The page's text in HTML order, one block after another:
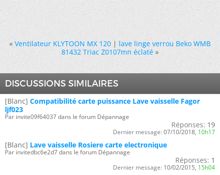
« Ventilateur KLYTOON MX 120|lave linge verrou Beko WMB
81432 Triac Z0107mn éclaté »
DISCUSSIONS SIMILAIRES
[Blanc] Compatibilité carte puissance Lave vaisselle Fagor
ljf023
Par invite09f64037 dans le forum Dépannage
Réponses: 19
Dernier message: 07/10/2018, 10h17
[Blanc] Lave vaisselle Rosiere carte electronique
Par invitedbc6e2d7 dans le forum Dépannage
Réponses: 1
Dernier message: 10/02/2015, 15h04